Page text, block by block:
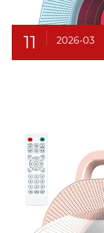
11 2026-03